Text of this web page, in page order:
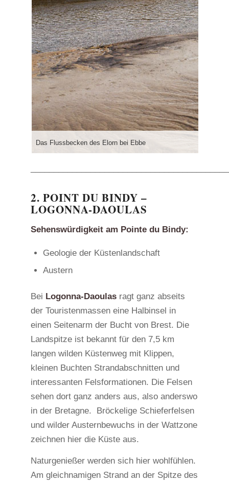
Das Flussbecken des Elorn bei Ebbe
2. POINT DU BINDY –
LOGONNA-DAOULAS
Sehenswürdigkeit am Pointe du Bindy:
Geologie der Küstenlandschaft
Austern
Bei Logonna-Daoulas ragt ganz abseits
der Touristenmassen eine Halbinsel in
einen Seitenarm der Bucht von Brest. Die
Landspitze ist bekannt für den 7,5 km
langen wilden Küstenweg mit Klippen,
kleinen Buchten Strandabschnitten und
interessanten Felsformationen. Die Felsen
sehen dort ganz anders aus, also anderswo
in der Bretagne. Bröckelige Schieferfelsen
und wilder Austernbewuchs in der Wattzone
zeichnen hier die Küste aus.
Naturgenießer werden sich hier wohlfühlen.
Am gleichnamigen Strand an der Spitze des